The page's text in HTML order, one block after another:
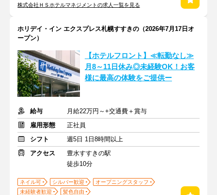
株式会社ＨＳホテルマネジメントの求人一覧を見る
ホリデイ・イン エクスプレス札幌すすきの（2026年7月17日オ
ープン）
【ホテルフロント】≪転勤なし≫
月8～11日休み◎未経験OK！お客
様に最高の体験をご提供ー
給与
月給22万円～+交通費＋賞与
雇用形態
正社員
シフト
週5日 1日8時間以上
アクセス
豊水すすきの駅
徒歩10分
ネイル可 シルバー歓迎
オープニングスタッフ
未経験者歓迎
髪色自由